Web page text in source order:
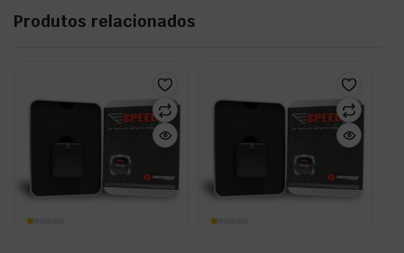
Produtos relacionados